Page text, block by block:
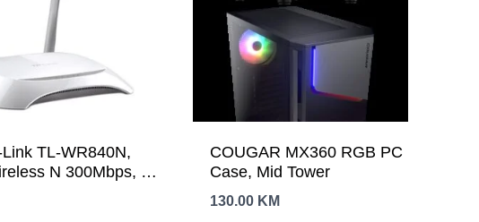
TL-WR840N,
N 300Mbps, 4
LAN Ports, 1 x
WAN Port, Fixed
COUGAR MX360 RGB PC
Case, Mid Tower
130.00 KM